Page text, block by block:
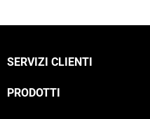
SERVIZI CLIENTI
PRODOTTI